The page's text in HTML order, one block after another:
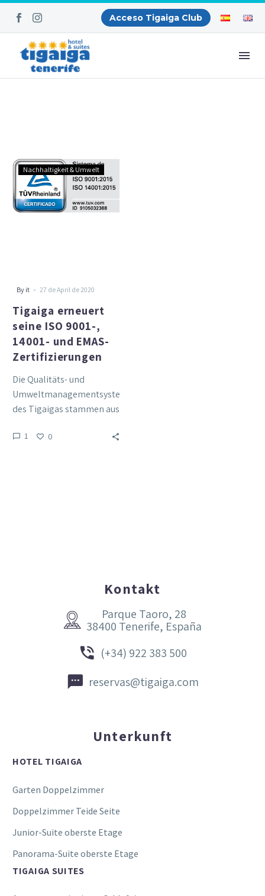
Acceso Tigaiga Club
Tigaiga
erneuert
ISO
Nachhaltigkeit & Umwelt
By it - 27 de April de 2020
Tigaiga erneuert
seine ISO 9001-,
14001- und EMAS-
Zertifizierungen
Die Qualitäts- und
Umweltmanagementsysteme
des Tigaigas stammen aus
Hotelzertifizierung Q) bzw.
1 0
Kontakt


Parque Taoro, 28
38400 Tenerife, España

 (+34) 922 383 500

 reservas@tigaiga.com
Unterkunft
HOTEL TIGAIGA
Garten Doppelzimmer
Doppelzimmer Teide Seite
Junior-Suite oberste Etage
Panorama-Suite oberste Etage
TIGAIGA SUITES